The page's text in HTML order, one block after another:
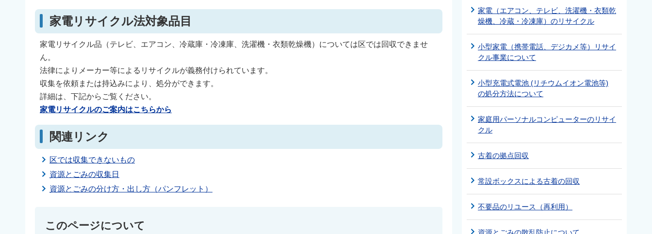
家電リサイクル法対象品目
家電リサイクル品（テレビ、エアコン、冷蔵庫・冷凍庫、洗濯機・衣類乾燥機）については区では回収できませ
ん。
法律によりメーカー等によるリサイクルが義務付けられています。
収集を依頼または持込みにより、処分ができます。
詳細は、下記からご覧ください。
家電リサイクルのご案内はこちらから
関連リンク
区では収集できないもの
資源とごみの収集日
資源とごみの分け方・出し方（パンフレット）
このページについて
家電（エアコン、テレビ、洗濯機・衣類乾
燥機、冷蔵・冷凍庫）のリサイクル
小型家電（携帯電話、デジカメ等）リサイ
クル事業について
小型充電式電池 (リチウムイオン電池等)
の処分方法について
家庭用パーソナルコンピューターのリサイ
クル
古着の拠点回収
常設ボックスによる古着の回収
不要品のリユース（再利用）
資源とごみの散乱防止について